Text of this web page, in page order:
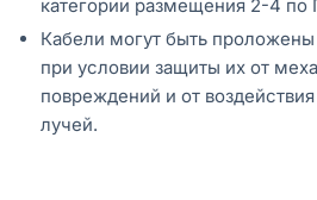
категории размещения 2-4 по
Кабели могут быть
при условии защиты их от
повреждений и от
лучей.